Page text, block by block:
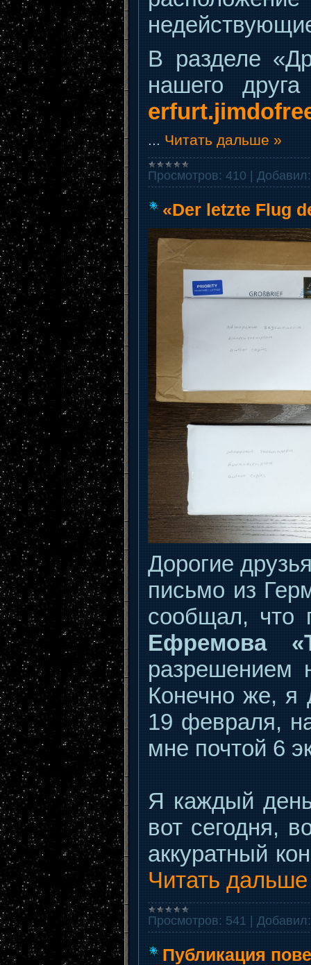
В разделе
нашего
... Читать дальше »
Просмотров: 410 | Добавил:
«Der letzte Flug
Дорогие
письмо из
сообщал, что
Ефремова
разрешением
Конечно же, я
19 февраля,
мне почтой 6
Я каждый
вот сегодня,
аккуратный
Читать
Просмотров: 541 | Добавил:
Публикация